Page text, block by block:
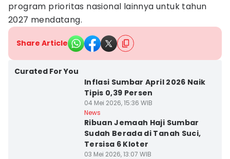
program prioritas nasional lainnya untuk tahun
2027 mendatang.
Share Article
Curated For You
Inflasi Sumbar April 2026 Naik
Tipis 0,39 Persen
04 Mei 2026, 15:36 WIB
News
Ribuan Jemaah Haji Sumbar
Sudah Berada di Tanah Suci,
Tersisa 6 Kloter
03 Mei 2026, 13:07 WIB